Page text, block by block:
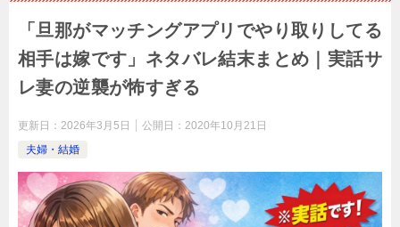
「旦那がマッチングアプリでやり取りしてる
相手は嫁です」ネタバレ結末まとめ｜実話サ
レ妻の逆襲が怖すぎる
更新日： 2026年3月5日 公開日： 2020年10月21日
夫婦・結婚